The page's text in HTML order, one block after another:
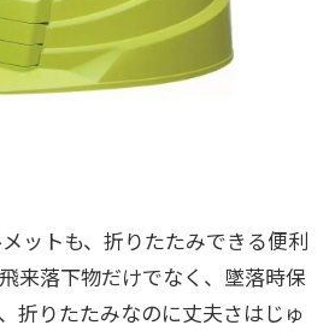
ットも、折りたたみできる便利
来落下物だけでなく、墜落時保
折りたたみなのに丈夫さはじゅ